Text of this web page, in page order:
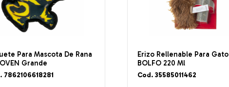
Para Mascota De Rana
Grande
7862106618281
Erizo Rellenable Para Gato
BOLFO 220 Ml
Cod. 35585011462